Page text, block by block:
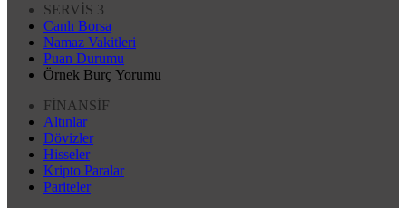
SERVİS 3
Canlı Borsa
Namaz Vakitleri
Puan Durumu
Örnek Burç Yorumu
FİNANSİF
Altınlar
Dövizler
Hisseler
Kripto Paralar
Pariteler